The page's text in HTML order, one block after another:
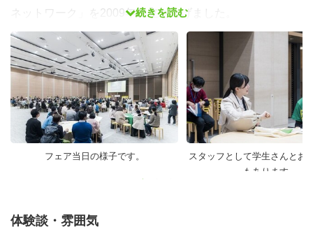
ネットワーク」を2009年に立ち上げました。
2014年に一般社団法人化とともに「FACE to FUKUSHI」
と名称変更し、若手人材の採用と育成・定着をサポートす
る事業を展開しています。
2014年にスタートした「福祉就職フェア FUKUSHI
meets!」は好評を博し、開催エリアを徐々に拡大していま
2024年には東京、大阪、福岡、名古屋で開催し、約150社
続きを読む
フェア当日の様子です。
スタッフとして学生さんとお
もあります。
体験談・雰囲気